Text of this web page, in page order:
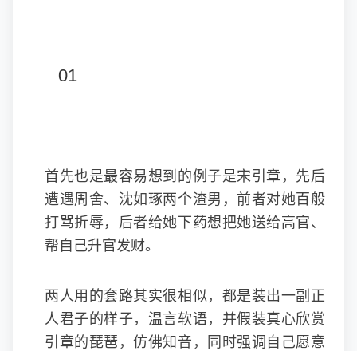
01
首先也是最容易想到的例子是宋引章，先后
遭遇周舍、沈如琢两个渣男，前者对她百般
打骂折辱，后者给她下药想把她送给高官、
帮自己升官发财。
两人用的套路其实很相似，都是装出一副正
人君子的样子，温言软语，并假装真心欣赏
引章的琵琶，仿佛知音，同时强调自己愿意